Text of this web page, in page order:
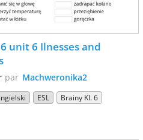
unit 6 Ilnesses and
par Machweronika2
ESL Brainy Kl. 6